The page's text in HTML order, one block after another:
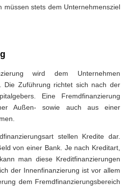
müssen stets dem Unternehmensziel
wird dem Unternehmen
Die Zuführung richtet sich nach der
Eine Fremdfinanzierung
Außen- sowie auch aus einer
stellen Kredite dar.
von einer Bank. Je nach Kreditart,
man diese Kreditfinanzierungen
der Innenfinanzierung ist vor allem
dem Fremdfinanzierungsbereich